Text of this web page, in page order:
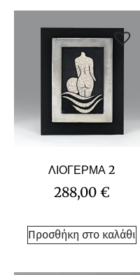
ΛΙΟΓΕΡΜΑ 2
288,00 €
Προσθήκη στο καλάθι